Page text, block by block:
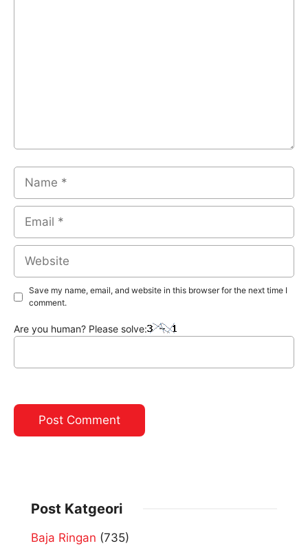
Save my name, email, and website in this browser for the next time I
comment.
Are you human? Please solve:
Post Katgeori
Baja Ringan (735)